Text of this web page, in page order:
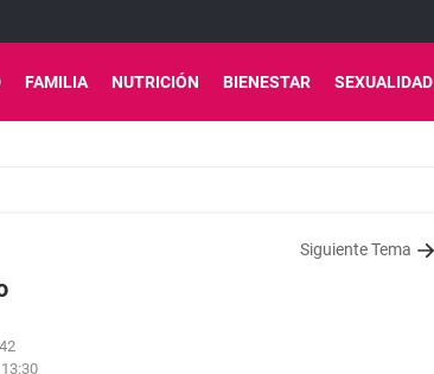
FAMILIA NUTRICIÓN BIENESTAR SEXUALIDAD
Siguiente Tema